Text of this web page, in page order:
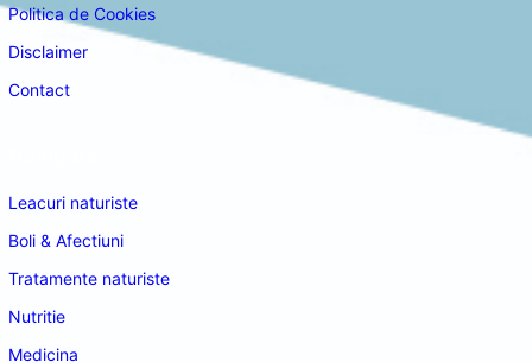
Politica de Cookies
Disclaimer
Contact
Leacuri naturiste
Boli & Afectiuni
Tratamente naturiste
Nutritie
Medicina